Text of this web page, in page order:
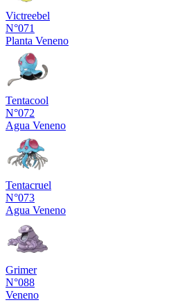
Victreebel
N°071
Planta Veneno
Tentacool
N°072
Agua Veneno
Tentacruel
N°073
Agua Veneno
Grimer
N°088
Veneno